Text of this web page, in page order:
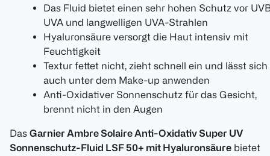
Das Fluid bietet einen sehr hohen Schutz vor
UVA und langwelligen UVA-Strahlen
Hyaluronsäure versorgt die Haut intensiv mit
Feuchtigkeit
Textur fettet nicht, zieht schnell ein und lässt sich
auch unter dem Make-up anwenden
Anti-Oxidativer Sonnenschutz für das Gesicht,
brennt nicht in den Augen
Das Garnier Ambre Solaire Anti-Oxidativ Super UV
Sonnenschutz-Fluid LSF 50+ mit Hyaluronsäure bietet